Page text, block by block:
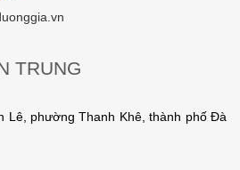
TRUNG
Lê, phường Thanh Khê, thành phố Đà